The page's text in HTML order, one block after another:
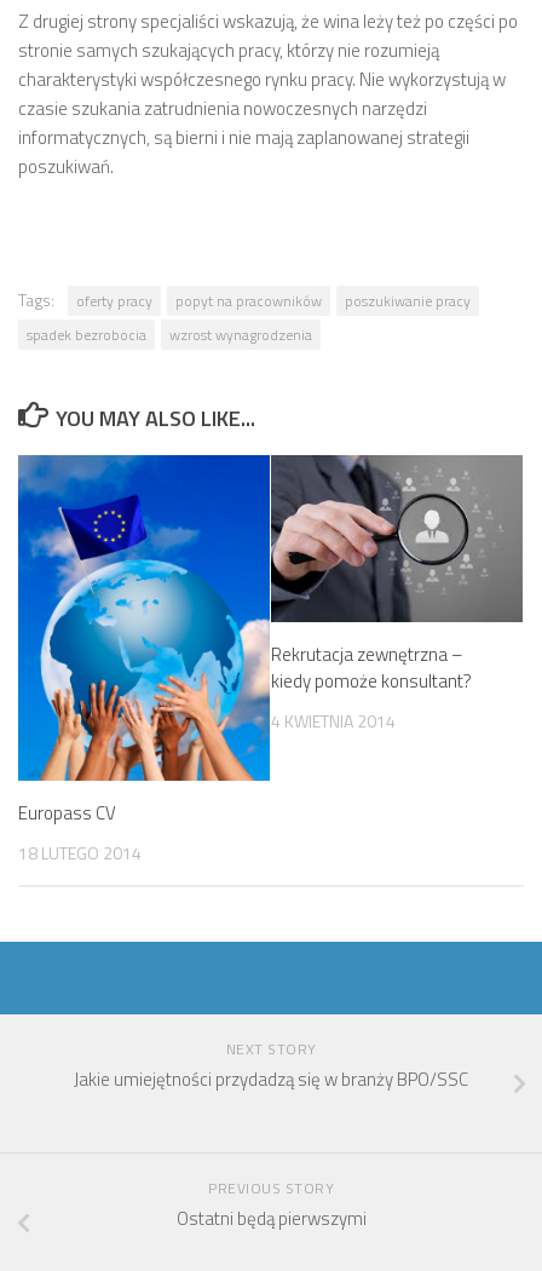
Z drugiej strony specjaliści wskazują, że wina leży też po części po
stronie samych szukających pracy, którzy nie rozumieją
charakterystyki współczesnego rynku pracy. Nie wykorzystują w
czasie szukania zatrudnienia nowoczesnych narzędzi
informatycznych, są bierni i nie mają zaplanowanej strategii
poszukiwań.
Tags: oferty pracy popyt na pracowników
poszukiwanie pracy
spadek bezrobocia
wzrost wynagrodzenia
YOU MAY ALSO LIKE...
Europass CV
18 LUTEGO 2014
Rekrutacja zewnętrzna –
kiedy pomoże konsultant?
4 KWIETNIA 2014
NEXT STORY
Jakie umiejętności przydadzą się w branży BPO/SSC
PREVIOUS STORY
Ostatni będą pierwszymi